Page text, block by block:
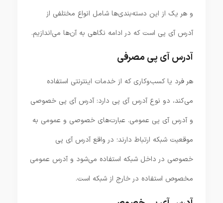
و هر یک از این دسته‌بندی‌ها شامل انواع مختلفی از
آدرس آی پی است که در ادامه نگاهی به آن‌ها می‌اندازیم.
آدرس آی پی مصرفی
هر فرد یا کسب‌و‌کاری که از خدمات اینترنتی استفاده
می‌کند، دو نوع آدرس آی پی دارد: آدرس آی پی خصوصی
و آدرس آی پی عمومی. عبارت‌های خصوصی و عمومی به
موقعیت شبکه ارتباط دارند؛ در واقع آدرس آی پی
خصوصی در داخل شبکه استفاده می‌شود و آدرس عمومی
مخصوص استفاده در خارج از شبکه است.